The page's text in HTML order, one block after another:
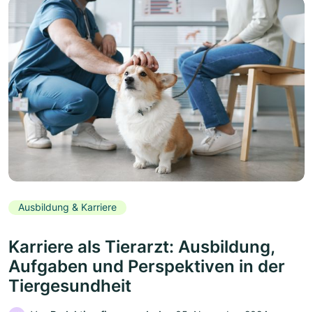
Ausbildung & Karriere
Karriere als Tierarzt: Ausbildung,
Aufgaben und Perspektiven in der
Tiergesundheit